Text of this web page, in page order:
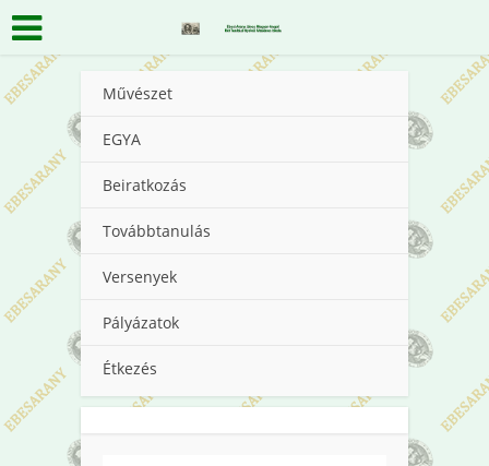
Művészet
EGYA
Beiratkozás
Továbbtanulás
Versenyek
Pályázatok
Étkezés